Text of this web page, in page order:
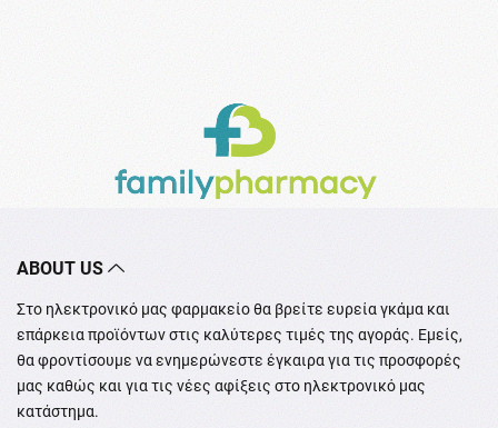
ABOUT US
Στο ηλεκτρονικό μας φαρμακείο θα βρείτε ευρεία γκάμα και
επάρκεια προϊόντων στις καλύτερες τιμές της αγοράς. Εμείς,
θα φροντίσουμε να ενημερώνεστε έγκαιρα για τις προσφορές
μας καθώς και για τις νέες αφίξεις στο ηλεκτρονικό μας
κατάστημα.